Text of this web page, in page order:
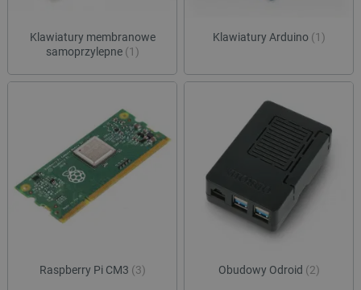
Klawiatury membranowe
samoprzylepne (1)
Klawiatury Arduino (1)
Raspberry Pi CM3 (3) Obudowy Odroid (2)